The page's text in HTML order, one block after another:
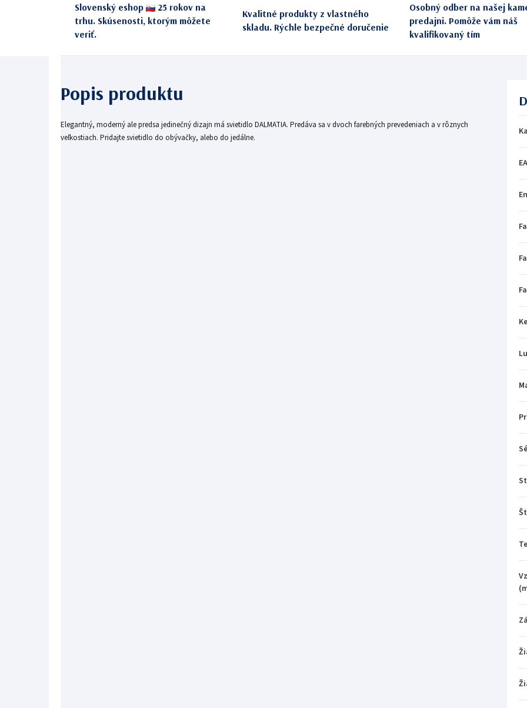
Slovenský eshop
25 rokov na
trhu. Skúsenosti, ktorým môžete
veriť.
Kvalitné produkty z vlastného
skladu. Rýchle bezpečné doručenie
Osobný odber na našej
predajni. Pomôže vám náš
kvalifikovaný tím
Elegantný, moderný ale predsa jedinečný dizajn má svietidlo DALMATIA. Predáva sa v dvoch farebných prevedeniach a v rôznych
veľkostiach. Pridajte svietidlo do obývačky, alebo do jedálne.